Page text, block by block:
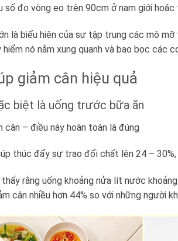
số đo vòng eo trên 90cm ở nam giới
là biểu hiện của sự tập trung các mô
nó nằm xung quanh và bao bọc các
giảm cân hiệu quả
biệt là uống trước bữa ăn
cân – điều này hoàn toàn là đúng
thúc đẩy sự trao đổi chất lên 24 –
rằng uống khoảng nửa lít nước
cân nhiều hơn 44% so với những người